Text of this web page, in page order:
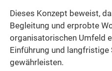
Dieses Konzept beweist,
Begleitung und erprobte
organisatorischen Umfeld
Einführung und
gewährleisten.